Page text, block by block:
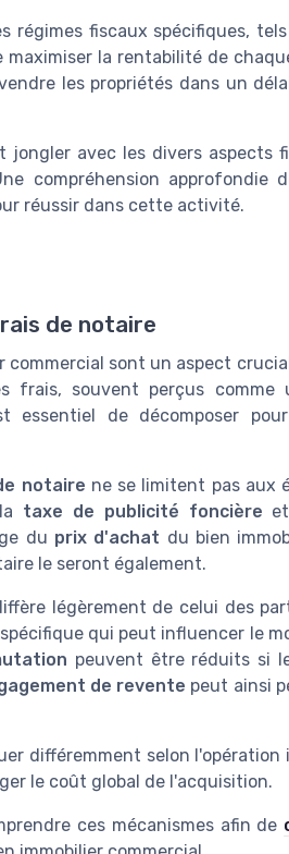
régimes fiscaux spécifiques,
la rentabilité de
les propriétés dans un
avec les divers aspects
compréhension approfondie
réussir dans cette activité.
de notaire
commercial sont un aspect
frais, souvent perçus comme
essentiel de décomposer
notaire ne se limitent pas aux
taxe de publicité foncière
du prix d'achat du bien
le seront également.
légèrement de celui des
spécifique qui peut influencer le
peuvent être réduits si
de revente peut ainsi
différemment selon l'opération
le coût global de l'acquisition.
ces mécanismes afin de